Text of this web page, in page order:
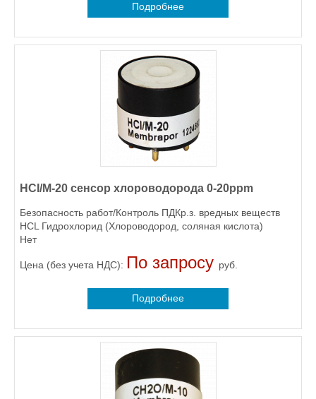
Подробнее
НCI/M-20 сенсор хлороводорода 0-20ppm
Безопасность работ/Контроль ПДКр.з. вредных веществ
HCL Гидрохлорид (Хлороводород, соляная кислота)
Нет
Цена (без учета НДС): По запросу руб.
Подробнее